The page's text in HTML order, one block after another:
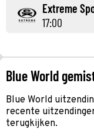
Extreme
17:00
Blue World
Blue World
recente
terugkijken.